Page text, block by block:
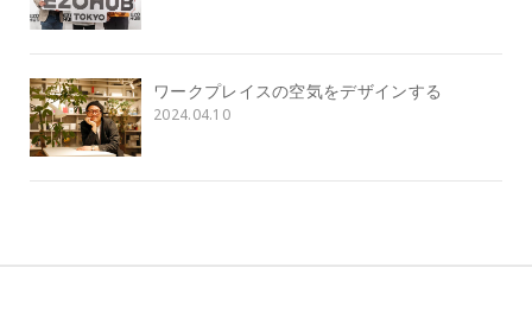
ワークプレイスの空気をデザインする
2024.04.10